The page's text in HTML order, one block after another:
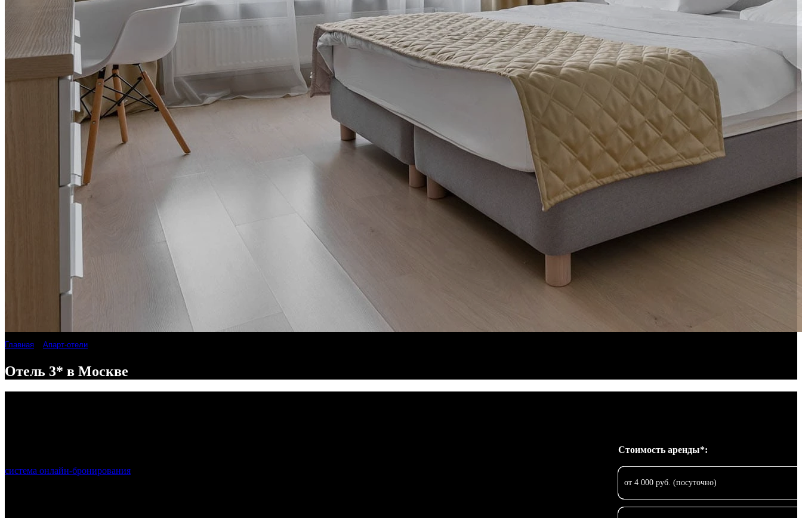
Главная Апарт-отели
Отель 3* в Москве
система онлайн-бронирования
Стоимость аренды*:
от 4 000 руб. (посуточно)